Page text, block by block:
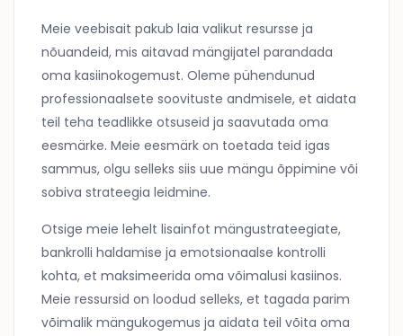
Meie veebisait pakub laia valikut resursse ja
nõuandeid, mis aitavad mängijatel parandada
oma kasiinokogemust. Oleme pühendunud
professionaalsete soovituste andmisele, et aidata
teil teha teadlikke otsuseid ja saavutada oma
eesmärke. Meie eesmärk on toetada teid igas
sammus, olgu selleks siis uue mängu õppimine või
sobiva strateegia leidmine.
Otsige meie lehelt lisainfot mängustrateegiate,
bankrolli haldamise ja emotsionaalse kontrolli
kohta, et maksimeerida oma võimalusi kasiinos.
Meie ressursid on loodud selleks, et tagada parim
võimalik mängukogemus ja aidata teil võita oma